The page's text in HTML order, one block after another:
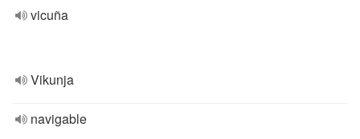
vicuña
Vikunja
navigable